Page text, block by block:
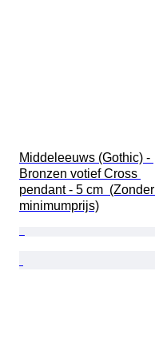
Middeleeuws (Gothic) -
Bronzen votief Cross
pendant - 5 cm  (Zonder
minimumprijs)